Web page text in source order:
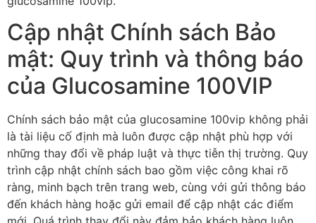
Cập nhật Chính sách Bảo
mật: Quy trình và thông báo
của Glucosamine 100VIP
Chính sách bảo mật của glucosamine 100vip không phải
là tài liệu cố định mà luôn được cập nhật phù hợp với
những thay đổi về pháp luật và thực tiễn thị trường. Quy
trình cập nhật chính sách bao gồm việc công khai rõ
ràng, minh bạch trên trang web, cùng với gửi thông báo
đến khách hàng hoặc gửi email để cập nhật các điểm